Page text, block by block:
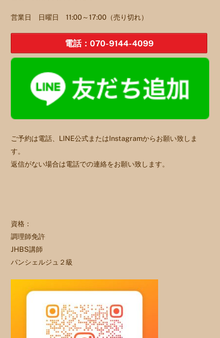
営業日 日曜日 11:00～17:00（売り切れ）
電話：070-9144-4099
ご予約は電話、LINE公式またはInstagramからお願い致しま
す。
返信がない場合は電話での連絡をお願い致します。
資格：
調理師免許
JHBS講師
パンシェルジュ２級